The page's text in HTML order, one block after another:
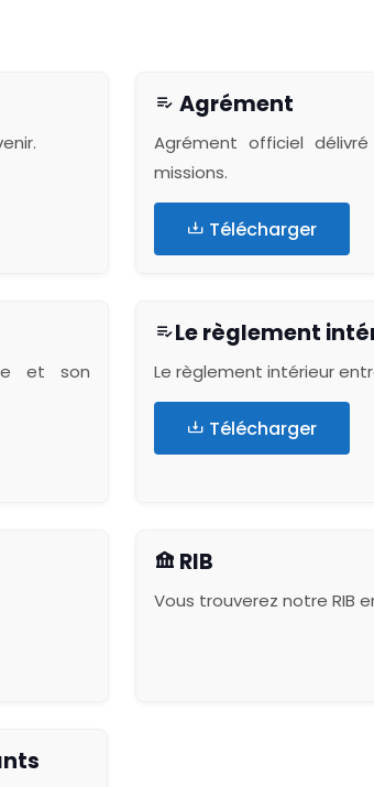
Agrément
Agrément officiel
missions.
Télécharger
et son
Le règlement
Le règlement intérieur
Télécharger
RIB
Vous trouverez notre RIB